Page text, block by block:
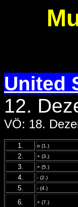
United
12.
VÖ: 18.
1. o (1.)
2.
+ (3.)
3.
+ (5.)
4.
- (2.)
5.
- (4.)
6.
+ (7.)